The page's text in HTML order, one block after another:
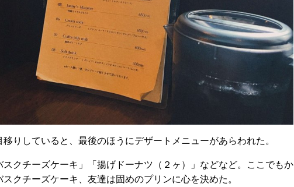
りしていると、最後のほうにデザートメニューがあらわれた。
スクチーズケーキ」「揚げドーナツ（２ヶ）」などなど。ここでもか
クチーズケーキ、友達は固めのプリンに心を決めた。